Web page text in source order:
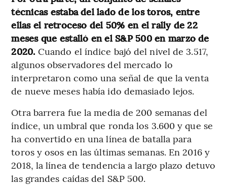
técnicas estaba del lado de los toros, entre
ellas el retroceso del 50% en el rally de 22
meses que estalló en el S&P 500 en marzo de
2020. Cuando el índice bajó del nivel de 3.517,
algunos observadores del mercado lo
interpretaron como una señal de que la venta
de nueve meses había ido demasiado lejos.
Otra barrera fue la media de 200 semanas del
índice, un umbral que ronda los 3.600 y que se
ha convertido en una línea de batalla para
toros y osos en las últimas semanas. En 2016 y
2018, la línea de tendencia a largo plazo detuvo
las grandes caídas del S&P 500.